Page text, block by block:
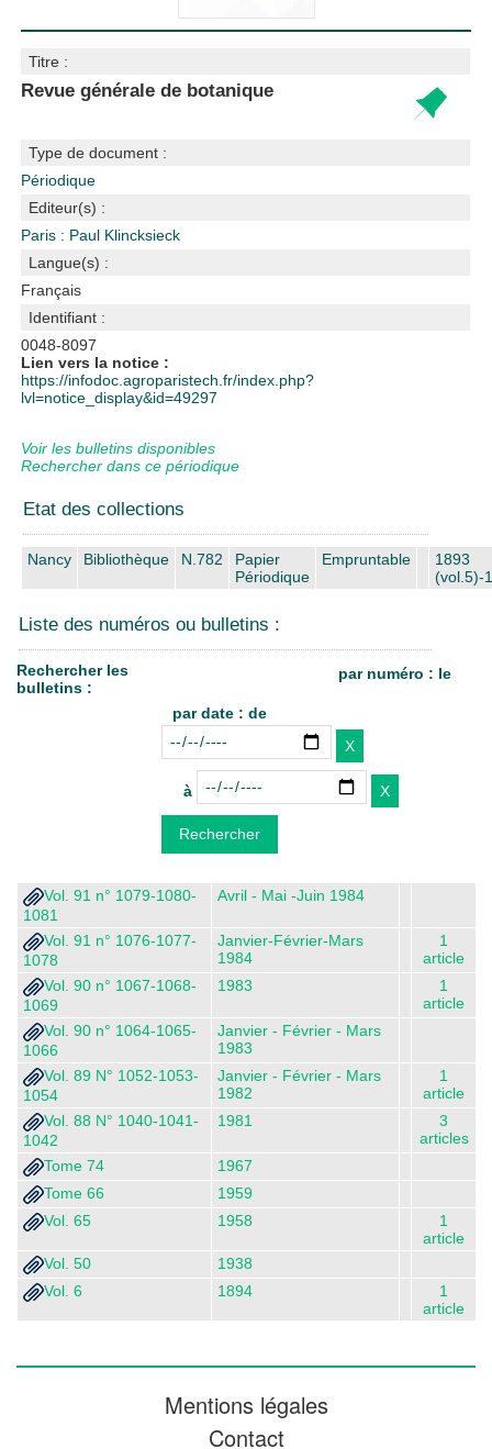
Titre :
Revue générale de botanique
Type de document :
Périodique
Editeur(s) :
Paris : Paul Klincksieck
Langue(s) :
Français
Identifiant :
0048-8097
Lien vers la notice :
https://infodoc.agroparistech.fr/index.php?
lvl=notice_display&id=49297
Voir les bulletins disponibles
Rechercher dans ce périodique
Etat des collections
Nancy Bibliothèque N.782
Papier
Périodique
Empruntable
1893
(vol.5)-
Liste des numéros ou bulletins :
Rechercher les
bulletins :
par numéro : le
par date : de
à
Vol. 91 n° 1079-1080-
1081
Avril - Mai -Juin 1984
Vol. 91 n° 1076-1077-
1078
Janvier-Février-Mars
1984
1
article
Vol. 90 n° 1067-1068-
1069
1983
1
article
Vol. 90 n° 1064-1065-
1066
Janvier - Février - Mars
1983
Vol. 89 N° 1052-1053-
1054
Janvier - Février - Mars
1982
1
article
Vol. 88 N° 1040-1041-
1042
1981
3
articles
Tome 74
1967
Tome 66
1959
Vol. 65
1958
1
article
Vol. 50
1938
Vol. 6
1894
1
article
Mentions légales
Contact